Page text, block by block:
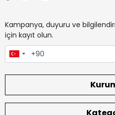
Kampanya, duyuru ve
için kayıt olun.